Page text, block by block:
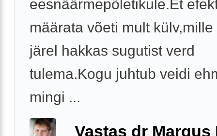
eesnäärmepõletikule.Et
määrata võeti mult
järel hakkas sugutist verd
tulema.Kogu juhtub veidi
mingi ...
Vastas dr Margus